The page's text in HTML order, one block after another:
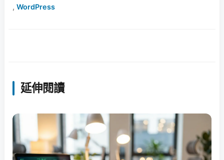
, WordPress
延伸閱讀